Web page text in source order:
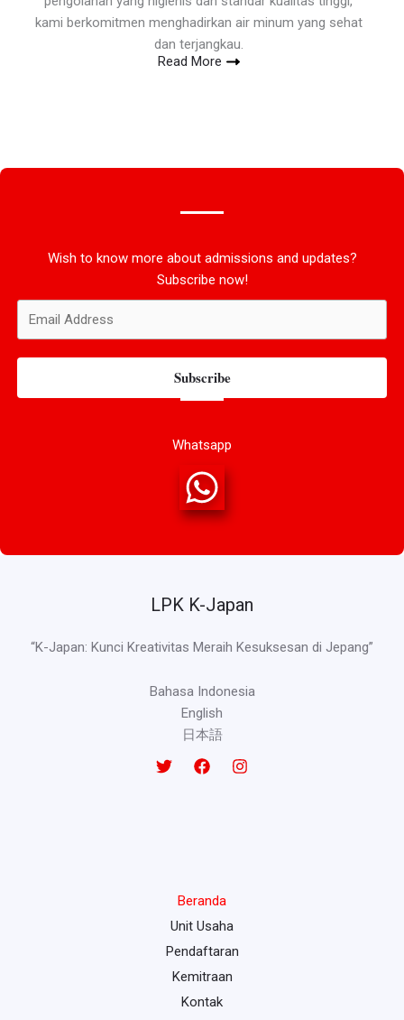
kami berkomitmen menghadirkan air minum yang sehat
dan terjangkau.
Read More
Wish to know more about admissions and updates?
Subscribe now!
Subscribe
Whatsapp
LPK K-Japan
“K-Japan: Kunci Kreativitas Meraih Kesuksesan di Jepang”
Bahasa Indonesia
English
日本語
Beranda
Unit Usaha
Pendaftaran
Kemitraan
Kontak